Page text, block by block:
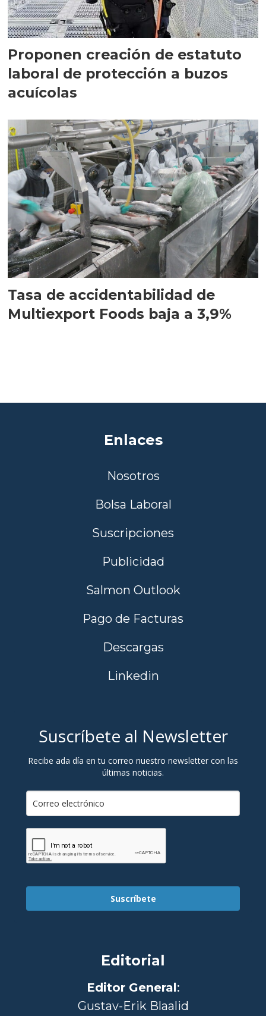
Proponen creación de estatuto
laboral de protección a buzos
acuícolas
Tasa de accidentabilidad de
Multiexport Foods baja a 3,9%
Enlaces
Nosotros
Bolsa Laboral
Suscripciones
Publicidad
Salmon Outlook
Pago de Facturas
Descargas
Linkedin
Suscríbete al Newsletter
Recibe ada día en tu correo nuestro newsletter con las
últimas noticias.
Suscríbete
Editorial
Editor General:
Gustav-Erik Blaalid